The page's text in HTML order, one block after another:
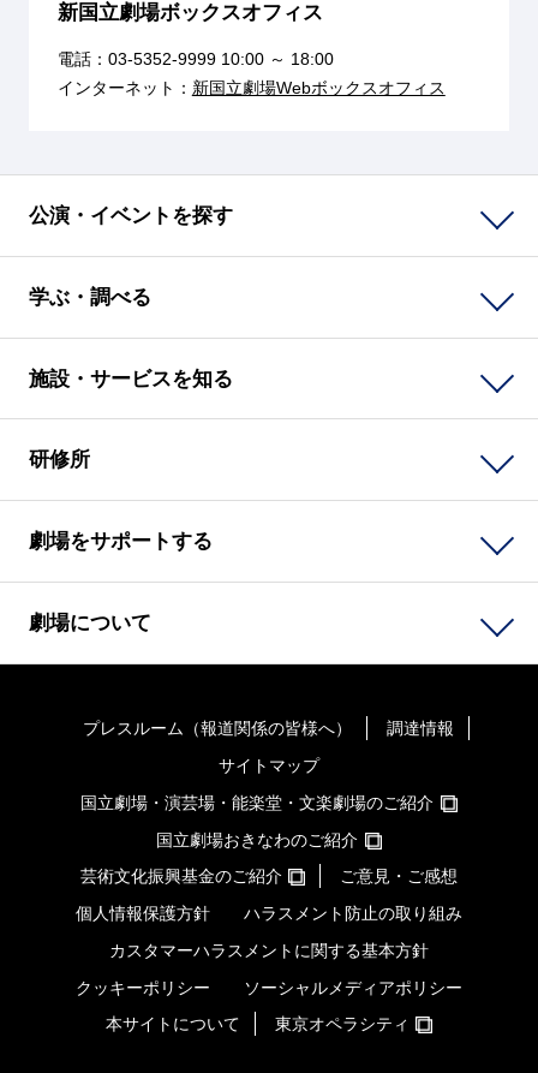
新国立劇場ボックスオフィス
電話： 03-5352-999910:00 ～ 18:00
インターネット： 新国立劇場Webボックスオフィス
公演・イベントを探す
学ぶ・調べる
施設・サービスを知る
研修所
劇場をサポートする
劇場について
プレスルーム（報道関係の皆様へ）
調達情報
サイトマップ
国立劇場・演芸場・能楽堂・文楽劇場のご紹介
国立劇場おきなわのご紹介
芸術文化振興基金のご紹介
ご意見・ご感想
個人情報保護方針
ハラスメント防止の取り組み
カスタマーハラスメントに関する基本方針
クッキーポリシー
ソーシャルメディアポリシー
本サイトについて
東京オペラシティ